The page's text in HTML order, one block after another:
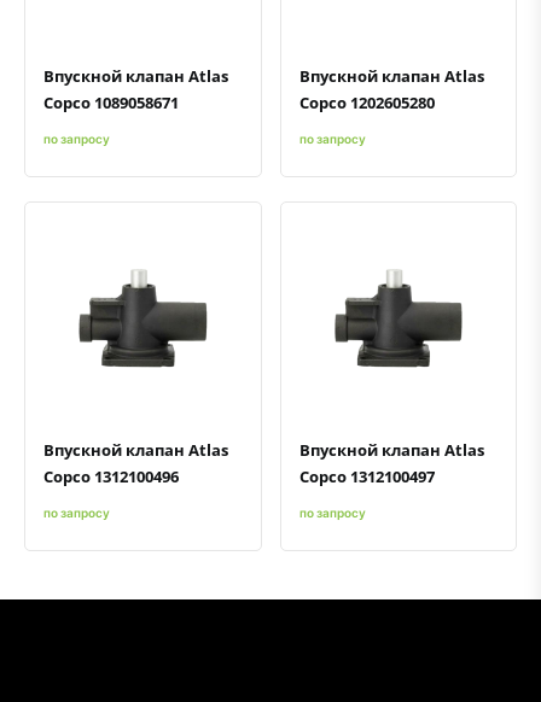
Впускной клапан Atlas
Copco 1089058671
по запросу
Впускной клапан Atlas
Copco 1202605280
по запросу
Быстрый просмотрДобавить к сравнению
Впускной клапан Atlas
Copco 1312100496
по запросу
Быстрый просмотрДобавить к сравнению
Впускной клапан Atlas
Copco 1312100497
по запросу